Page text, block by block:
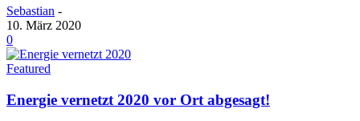
Sebastian -
10. März 2020
0
Featured
Energie vernetzt 2020 vor Ort abgesagt!